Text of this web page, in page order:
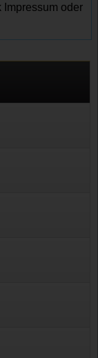
Impressum oder